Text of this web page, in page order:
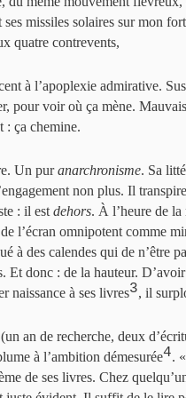
missiles solaires sur mon
quatre contrevents,
à l’apoplexie admirative.
pour voir où ça mène.
: ça chemine.
Un puranarchronisme. Sa
non plus. Il
: il est dehors. À l’heure de
l’écran omnipotent comme
à des calendes qui de n’être
Et donc : de la hauteur.
naissance à ses livres3, il
an de recherche, deux
à l’ambition démesurée4. «
de ses livres. Chez